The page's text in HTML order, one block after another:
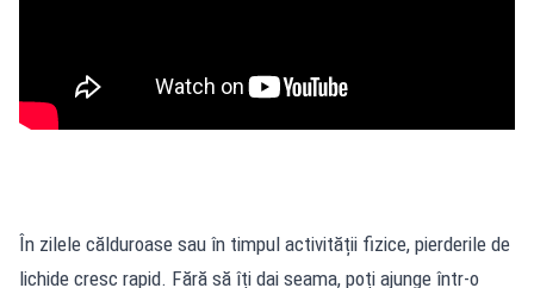
În zilele călduroase sau în timpul activității fizice, pierderile de
lichide cresc rapid. Fără să îți dai seama, poți ajunge într-o